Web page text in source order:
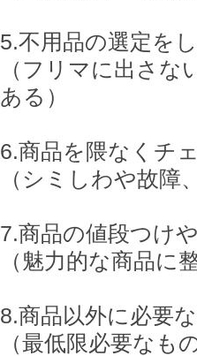
5.不用品の選定を
（フリマに出さ
ある）
6.商品を隈なくチ
（シミしわや故
7.商品の値段つけ
（魅力的な商品に
8.商品以外に必要
（最低限必要な